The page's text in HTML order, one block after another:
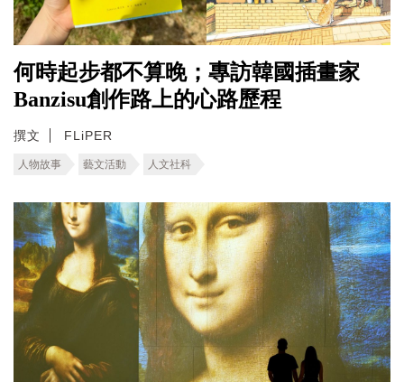
何時起步都不算晚；專訪韓國插畫家
Banzisu創作路上的心路歷程
撰文 FLiPER
人物故事 藝文活動 人文社科